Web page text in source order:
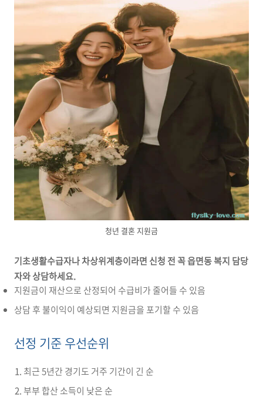
청년 결혼 지원금
기초생활수급자나 차상위계층이라면 신청 전 꼭 읍면동 복지 담당
자와 상담하세요.
지원금이 재산으로 산정되어 수급비가 줄어들 수 있음
상담 후 불이익이 예상되면 지원금을 포기할 수 있음
선정 기준 우선순위
최근 5년간 경기도 거주 기간이 긴 순
부부 합산 소득이 낮은 순